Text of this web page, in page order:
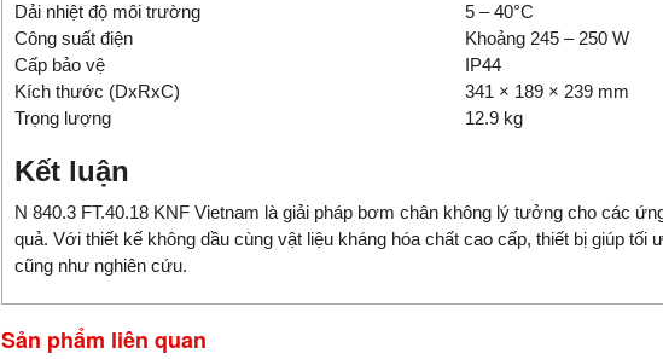
Dải nhiệt độ môi trường
5 – 40°C
Công suất điện
Khoảng 245 – 250 W
Cấp bảo vệ
IP44
Kích thước (DxRxC)
341 × 189 × 239 mm
Trọng lượng
12.9 kg
Kết luận
N 840.3 FT.40.18 KNF Vietnam là giải pháp bơm chân không lý tưởng cho các
quả. Với thiết kế không dầu cùng vật liệu kháng hóa chất cao cấp, thiết bị giúp
cũng như nghiên cứu.
Sản phẩm liên quan